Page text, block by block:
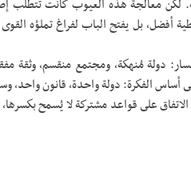
لكن معالجة هذه العيوب كانت تتطلب
أفضل، بل يفتح الباب لفراغ تملؤه
دولة مُنهكة، ومجتمع منقسم، وثقة
أساس الفكرة: دولة واحدة، قانون واحد،
الاتفاق على قواعد مشتركة لا يُسمح